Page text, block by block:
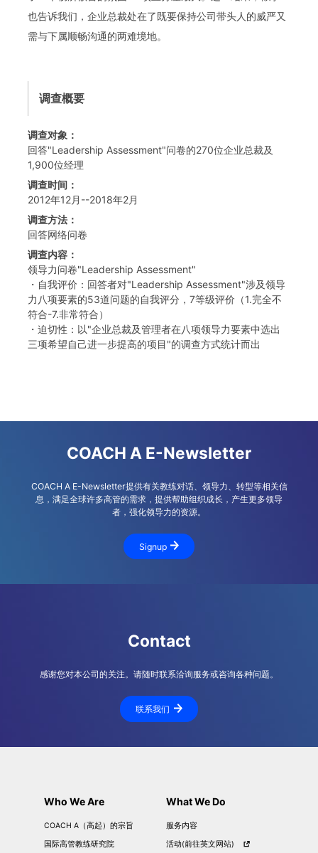
也告诉我们，企业总裁处在了既要保持公司带头人的威严又
需与下属顺畅沟通的两难境地。
调查概要
调查对象：
回答"Leadership Assessment"问卷的270位企业总裁及
1,900位经理
调查时间：
2012年12月--2018年2月
调查方法：
回答网络问卷
调查内容：
领导力问卷"Leadership Assessment"
・自我评价：回答者对"Leadership Assessment"涉及领导
力八项要素的53道问题的自我评分，7等级评价（1.完全不
符合-7.非常符合）
・迫切性：以"企业总裁及管理者在八项领导力要素中选出
三项希望自己进一步提高的项目"的调查方式统计而出
COACH A E-Newsletter
COACH A E-Newsletter提供有关教练对话、领导力、转型等相关信
息，满足全球许多高管的需求，提供帮助组织成长，产生更多领导
者，强化领导力的资源。
Signup
Contact
感谢您对本公司的关注。请随时联系洽询服务或咨询各种问题。
联系我们
Who We Are
COACH A（高起）的宗旨
国际高管教练研究院
What We Do
服务内容
活动(前往英文网站)